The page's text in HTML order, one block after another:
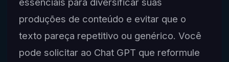
produções de conteúdo e evitar que o
texto pareça repetitivo ou genérico. Você
pode solicitar ao Chat GPT que reformule